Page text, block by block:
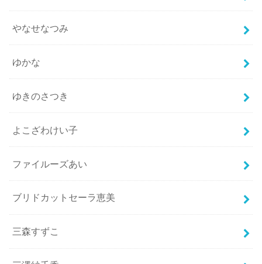
やなせなつみ
ゆかな
ゆきのさつき
よこざわけい子
ファイルーズあい
ブリドカットセーラ恵美
三森すずこ